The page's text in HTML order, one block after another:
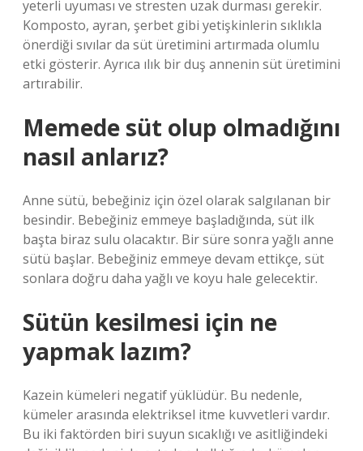
yeterli uyuması ve stresten uzak durması gerekir.
Komposto, ayran, şerbet gibi yetişkinlerin sıklıkla
önerdiği sıvılar da süt üretimini artırmada olumlu
etki gösterir. Ayrıca ılık bir duş annenin süt üretimini
artırabilir.
Memede süt olup olmadığını
nasıl anlarız?
Anne sütü, bebeğiniz için özel olarak salgılanan bir
besindir. Bebeğiniz emmeye başladığında, süt ilk
başta biraz sulu olacaktır. Bir süre sonra yağlı anne
sütü başlar. Bebeğiniz emmeye devam ettikçe, süt
sonlara doğru daha yağlı ve koyu hale gelecektir.
Sütün kesilmesi için ne
yapmak lazım?
Kazein kümeleri negatif yüklüdür. Bu nedenle,
kümeler arasında elektriksel itme kuvvetleri vardır.
Bu iki faktörden biri suyun sıcaklığı ve asitliğindeki